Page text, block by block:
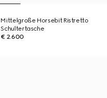
Mittelgroße Horsebit Ristretto
Schultertasche
€ 2.600